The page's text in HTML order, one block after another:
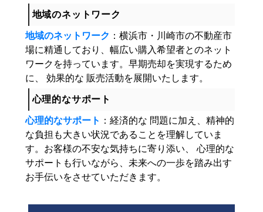
地域のネットワーク
地域のネットワーク ：横浜市・川崎市の不動産市
場に精通しており、幅広い購入希望者とのネット
ワークを持っています。早期売却を実現するため
に、 効果的な 販売活動を展開いたします。
心理的なサポート
心理的なサポート ：経済的な 問題に加え、精神的
な負担も大きい状況であることを理解していま
す。お客様の不安な気持ちに寄り添い、 心理的な
サポートも行いながら、未来への一歩を踏み出す
お手伝いをさせていただきます。